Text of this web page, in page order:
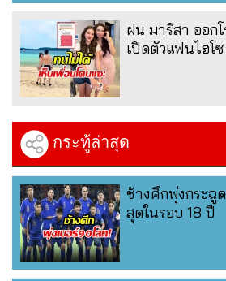
ฝน มาริสา ออก
เปิดตัวแฟนไฮโซ
กระทู้ล่าสุด
ช้างศึกพุ่งกระฉู
สุดในรอบ 18 ปี